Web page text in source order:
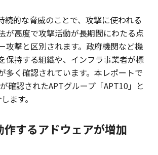
続的な脅威のことで、攻撃に使われる
が高度で攻撃活動が長期間にわたる点
攻撃と区別されます。政府機関など機
保持する組織や、インフラ事業者が標
多く確認されています。本レポートで
確認されたAPTグループ「APT10」と
ます。
するアドウェアが増加